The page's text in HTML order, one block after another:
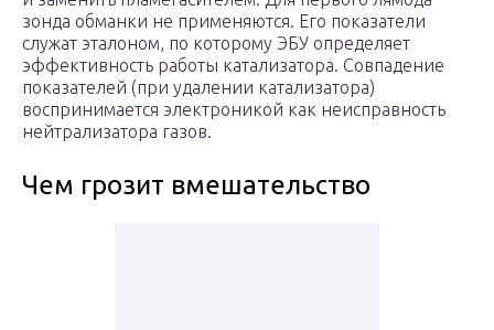
зонда обманки не применяются. Его показатели
служат эталоном, по которому ЭБУ определяет
эффективность работы катализатора. Совпадение
показателей (при удалении катализатора)
воспринимается электроникой как неисправность
нейтрализатора газов.
Чем грозит вмешательство